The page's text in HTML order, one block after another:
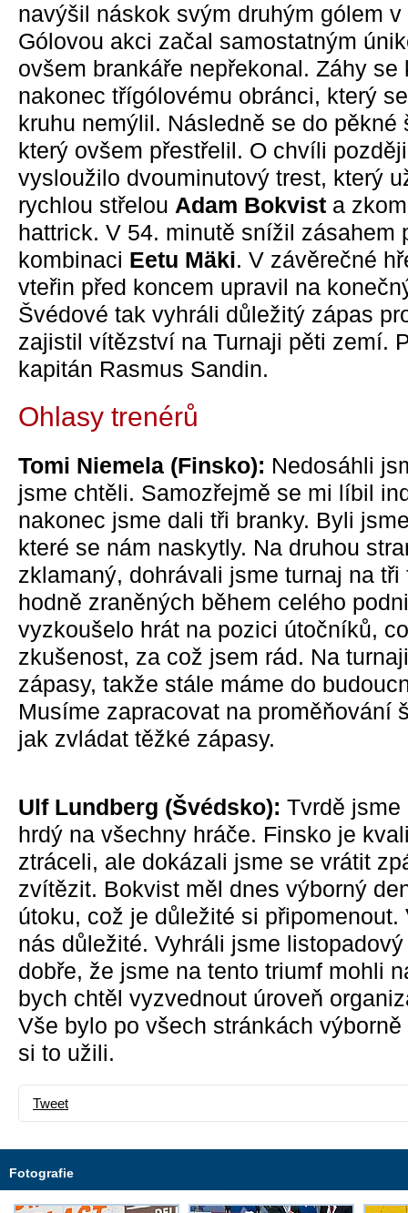
navýšil náskok svým druhým gólem
Gólovou akci začal samostatným
ovšem brankáře nepřekonal. Záhy
nakonec třígólovému obránci, který
kruhu nemýlil. Následně se do pěkné
který ovšem přestřelil. O chvíli
vysloužilo dvouminutový trest, který
rychlou střelou Adam Bokvist a
hattrick. V 54. minutě snížil zásahem
kombinaci Eetu Mäki. V závěrečné
vteřin před koncem upravil na
Švédové tak vyhráli důležitý zápas
zajistil vítězství na Turnaji pěti zemí.
kapitán Rasmus Sandin.
Ohlasy trenérů
Tomi Niemela (Finsko): Nedosáhli
jsme chtěli. Samozřejmě se mi líbil
nakonec jsme dali tři branky. Byli
které se nám naskytly. Na druhou
zklamaný, dohrávali jsme turnaj na
hodně zraněných během celého
vyzkoušelo hrát na pozici útočníků,
zkušenost, za což jsem rád. Na
zápasy, takže stále máme do
Musíme zapracovat na proměňování
jak zvládat těžké zápasy.
Ulf Lundberg (Švédsko): Tvrdě
hrdý na všechny hráče. Finsko je
ztráceli, ale dokázali jsme se vrátit
zvítězit. Bokvist měl dnes výborný
útoku, což je důležité si
nás důležité. Vyhráli jsme
dobře, že jsme na tento triumf mohli
bych chtěl vyzvednout úroveň
Vše bylo po všech stránkách
si to užili.
Tweet
Fotografie